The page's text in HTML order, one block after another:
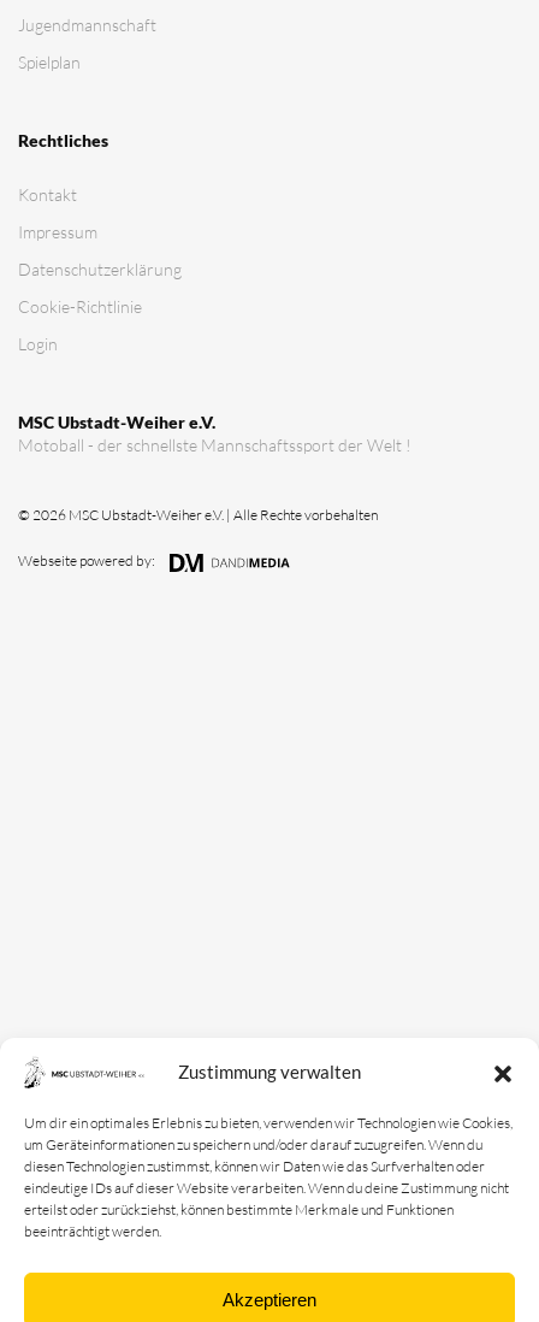
Zustimmung verwalten
Um dir ein optimales Erlebnis zu bieten, verwenden wir Technologien wie Cookies,
um Geräteinformationen zu speichern und/oder darauf zuzugreifen. Wenn du
diesen Technologien zustimmst, können wir Daten wie das Surfverhalten oder
eindeutige IDs auf dieser Website verarbeiten. Wenn du deine Zustimmung nicht
erteilst oder zurückziehst, können bestimmte Merkmale und Funktionen
beeinträchtigt werden.
Akzeptieren
MSC Ubstadt-Weiher e.V.
Motoball - der schnellste Mannschaftssport der Welt !
Jugendmannschaft
Spielplan
Rechtliches
Kontakt
Impressum
Datenschutz­erklärung
Cookie-Richtlinie
Login
© 2026 MSC Ubstadt-Weiher e.V. | Alle Rechte vorbehalten
Webseite powered by: